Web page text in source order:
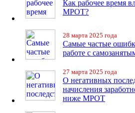
Как рабочее время
МРОТ?
28 марта 2025 года
Самые частые
работе с
27 марта 2025 года
О негативных
начисления
ниже МРОТ